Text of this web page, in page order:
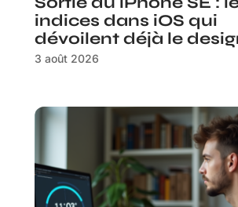
indices dans iOS qui
dévoilent déjà le
3 août 2026